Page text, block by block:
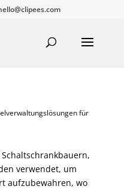
für
verwendet, um
aufzubewahren, wo